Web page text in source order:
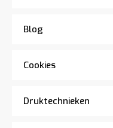
Blog
Cookies
Druktechnieken